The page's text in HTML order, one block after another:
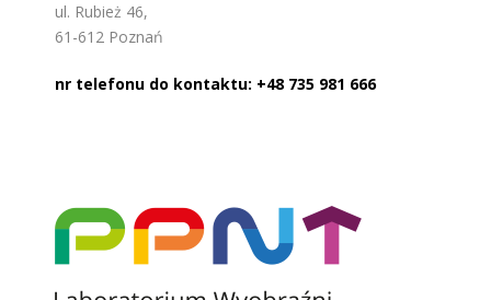
ul. Rubież 46,
61-612 Poznań
nr telefonu do kontaktu: +48 735 981 666